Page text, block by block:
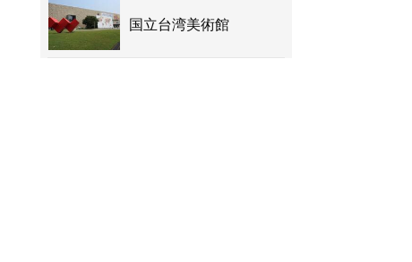
国立台湾美術館